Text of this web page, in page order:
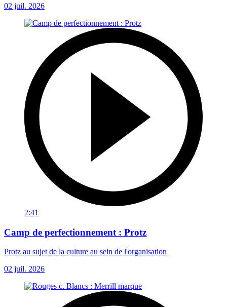
02 juil. 2026
2:41
Camp de perfectionnement : Protz
Protz au sujet de la culture au sein de l'organisation
02 juil. 2026